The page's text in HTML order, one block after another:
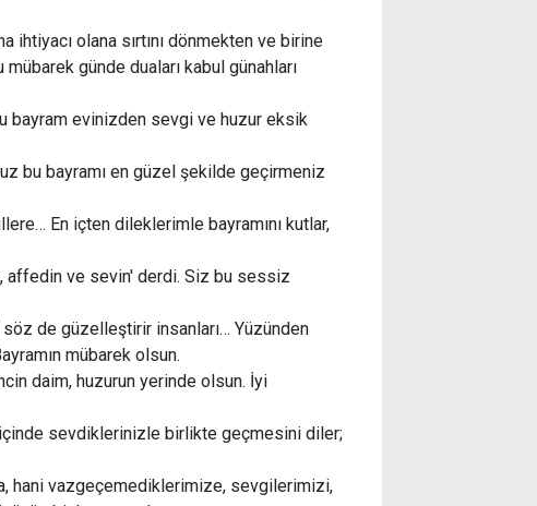
ihtiyacı olana sırtını dönmekten ve birine
günde duaları kabul günahları
bayram evinizden sevgi ve huzur eksik
bu bayramı en güzel şekilde geçirmeniz
En içten dileklerimle bayramını kutlar,
affedin ve sevin' derdi. Siz bu sessiz
de güzelleştirir insanları… Yüzünden
mübarek olsun.
daim, huzurun yerinde olsun. İyi
sevdiklerinizle birlikte geçmesini diler;
hani vazgeçemediklerimize, sevgilerimizi,